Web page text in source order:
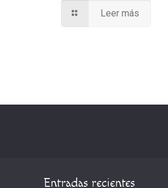
Leer más
Entradas recientes